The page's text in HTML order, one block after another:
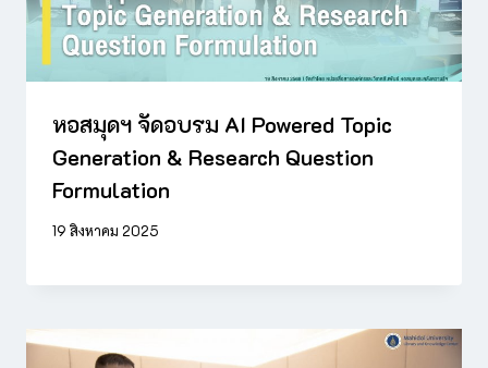
หอสมุดฯ จัดอบรม AI Powered Topic
Generation & Research Question
Formulation
19 สิงหาคม 2025